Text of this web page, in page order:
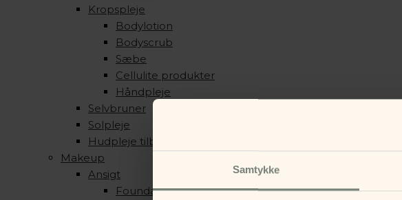
Samtykke
Kropspleje
Bodylotion
Bodyscrub
Sæbe
Cellulite produkter
Håndpleje
Selvbruner
Solpleje
Hudpleje tilbehør
Makeup
Ansigt
Foundation & Pudder